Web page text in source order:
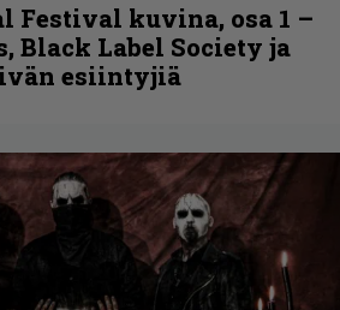
Festival kuvina, osa 1 –
Black Label Society ja
esiintyjiä